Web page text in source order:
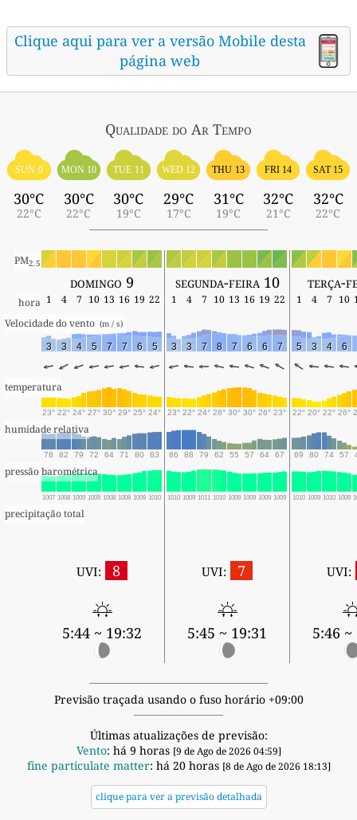
Clique aqui para ver a versão Mobile desta
página web
Qualidade do Ar Tempo
SUN 9
30°C
22°C
MON 10
30°C
22°C
TUE 11
30°C
19°C
WED 12
29°C
17°C
THU 13
31°C
19°C
FRI 14
32°C
21°C
SAT 15
32°C
22°C
PM2.5
domingo 9 segunda-feira 10 terça-
hora 1 4 7 10 13 16 19 22 1 4 7 10 13 16 19 22 1 4 7 10
Velocidade do vento (m / s)
3 3 4 5 7 7 6 5 3 3 7 8 7 6 6 7 5 3 4 6
temperatura
23° 22° 24° 27° 30° 29° 25° 24° 23° 22° 24° 28° 30° 30° 26° 23° 22° 20° 22° 26°
humidade relativa
78 82 79 72 64 71 80 83 86 88 79 62 55 57 64 67 69 80 74 57
pressão barométrica
1007 1008 1009 1009 1008 1008 1009 1010 1010 1009 1011 1010 1009 1009 1009 1009 1010 1009 1010 1009
precipitação total
UVI: 8
5:44 ~ 19:32
UVI: 7
5:45 ~ 19:31
UVI:
5:46 ~
Previsão traçada usando o fuso horário +09:00
Últimas atualizações de previsão:
Vento: há 9 horas [9 de Ago de 2026 04:59]
fine particulate matter: há 20 horas [8 de Ago de 2026 18:13]
clique para ver a previsão detalhada